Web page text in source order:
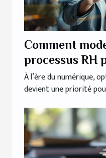
Comment
processus RH
efficacité
À l’ère du numérique,
devient une priorité